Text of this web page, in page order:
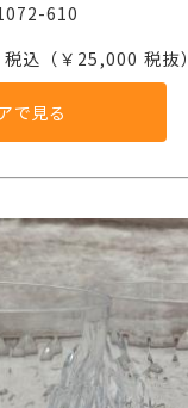
610
税込（￥25,000 税抜）
で見る